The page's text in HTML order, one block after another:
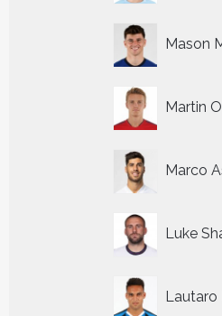
Mason
Martin
Marco
Luke
Lautaro